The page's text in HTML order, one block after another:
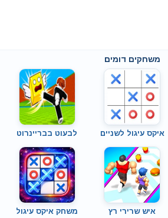
משחקים דומים
איקס עיגול לשניים לבעוט בבריינרוט
איש שרירי רץ משחק איקס עיגול